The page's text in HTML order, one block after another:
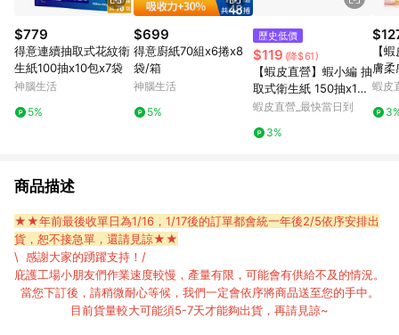
$779
得意連續抽取式花紋衛
生紙100抽x10包x7袋
神腦生活
5%
$699
得意廚紙70組x6捲x8
袋/箱
神腦生活
5%
歷史低價
$119 (降$61)
【蝦皮直營】蝦小編 抽
取式衛生紙 150抽x12
包/串 揪探吉 柔軟 居家
蝦皮直營_最快當日到
3%
【
膚
FC-
蝦皮
商品描述
★★年前最後收單日為1/16，1/17後的訂單都會統一年後2/5依序安排出
貨，恕不接急單，還請見諒★★
\ 感謝大家的踴躍支持！/
庇護工場小朋友們作業速度較慢，產量有限，可能會有供給不及的情況。
當您下訂後，請稍微耐心等候，我們一定會依序將商品送至您的手中。
目前貨量較大可能須5-7天才能夠出貨，再請見諒~